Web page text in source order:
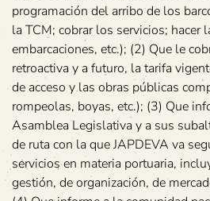
programación del arribo de los
la TCM; cobrar los servicios; hacer
embarcaciones, etc.); (2) Que le
retroactiva y a futuro, la tarifa
de acceso y las obras públicas
rompeolas, boyas, etc.); (3) Que
Asamblea Legislativa y a sus
de ruta con la que JAPDEVA va
servicios en materia portuaria,
gestión, de organización, de